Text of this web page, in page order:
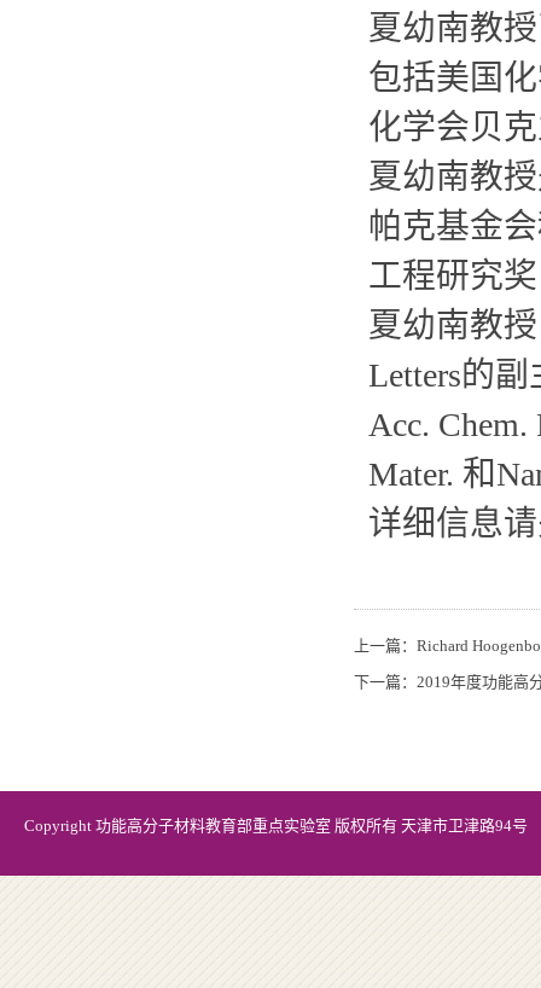
夏幼南教
包括美国
化学会贝
夏幼南教
帕克基金
工程研究
夏幼南教
Letters的
Acc. Chem.
Mater. 和
详细信息请
上一篇： Richard
下一篇： 2019年度功能高
Copyright 功能高分子材料教育部重点实验室 版权所有 天津市卫津路94号